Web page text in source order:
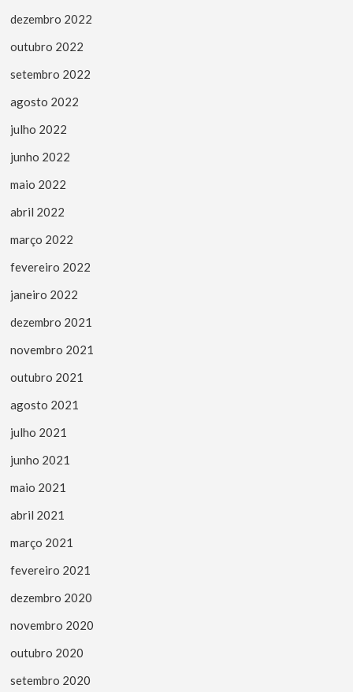
dezembro 2022
outubro 2022
setembro 2022
agosto 2022
julho 2022
junho 2022
maio 2022
abril 2022
março 2022
fevereiro 2022
janeiro 2022
dezembro 2021
novembro 2021
outubro 2021
agosto 2021
julho 2021
junho 2021
maio 2021
abril 2021
março 2021
fevereiro 2021
dezembro 2020
novembro 2020
outubro 2020
setembro 2020